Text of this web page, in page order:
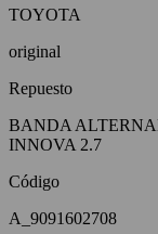
TOYOTA
original
Repuesto
BANDA
INNOVA 2.7
Código
A_9091602708